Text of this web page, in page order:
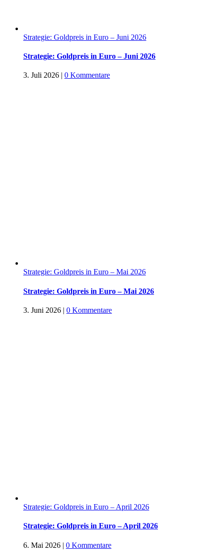
Strategie: Goldpreis in Euro – Juni 2026
Strategie: Goldpreis in Euro – Juni 2026
3. Juli 2026 | 0 Kommentare
Strategie: Goldpreis in Euro – Mai 2026
Strategie: Goldpreis in Euro – Mai 2026
3. Juni 2026 | 0 Kommentare
Strategie: Goldpreis in Euro – April 2026
Strategie: Goldpreis in Euro – April 2026
6. Mai 2026 | 0 Kommentare